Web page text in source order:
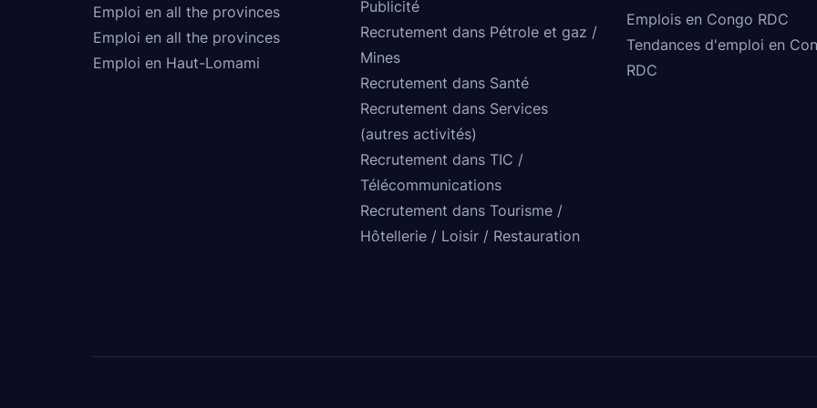
Emploi en all the provinces
Emploi en all the provinces
Emploi en Haut-Lomami
Publicité
Recrutement dans Pétrole et gaz /
Mines
Recrutement dans Santé
Recrutement dans Services
(autres activités)
Recrutement dans TIC /
Télécommunications
Recrutement dans Tourisme /
Hôtellerie / Loisir / Restauration
Emplois en Congo RDC
Tendances d'emploi en
RDC